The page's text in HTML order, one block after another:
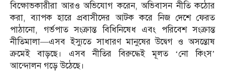
বিক্ষোভকারীরা আরও অভিযোগ করেন, অভিবাসন নীতি কঠোর
করা, ব্যাপক হারে প্রবাসীদের আটক করে নিজ দেশে ফেরত
পাঠানো, গর্ভপাত সংক্রান্ত বিধিনিষেধ এবং পরিবেশ সংক্রান্ত
নীতিমালা—এসব ইস্যুতে সাধারণ মানুষের উদ্বেগ ও অসন্তোষ
ক্রমেই বাড়ছে। এসব নীতির বিরুদ্ধেই মূলত ‘নো কিংস’
আন্দোলন গড়ে উঠেছে।